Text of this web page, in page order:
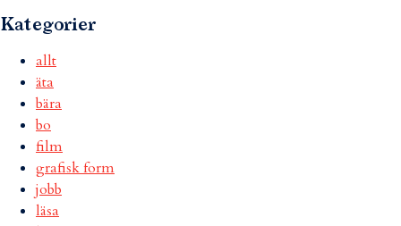
Kategorier
allt
äta
bära
bo
film
grafisk form
jobb
läsa